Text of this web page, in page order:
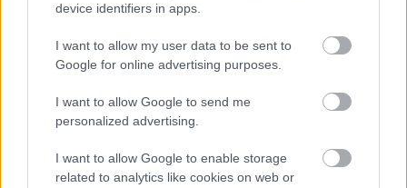
device identifiers in apps.
I want to allow my user data to be sent to
Google for online advertising purposes.
I want to allow Google to send me
personalized advertising.
I want to allow Google to enable storage
related to analytics like cookies on web or
DIVAT
Végre láthatjuk Péterfy Bori
kedvenc fellépőruháját!